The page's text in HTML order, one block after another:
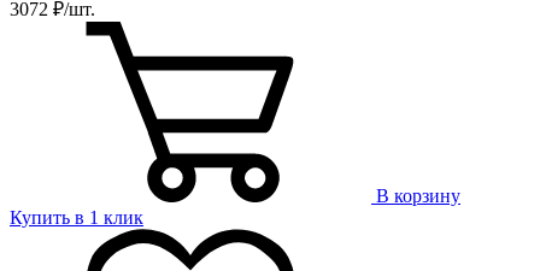
3072 ₽/шт.
В корзину
Купить в 1 клик